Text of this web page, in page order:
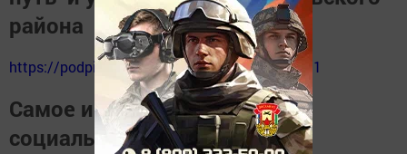
района
https://podpiska.pochta.ru/press/%D0%9F9511
Самое интересное в наших
социальных сетях